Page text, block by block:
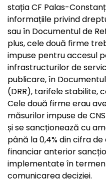
stația CF Palas-
informațiile privind
sau în Documentul de
plus, cele două firme
impuse pentru accesul
infrastructurilor de
publicare, în
(DRR), tarifele stabilite,
Cele două firme erau
măsurilor impuse de
și se sancționează cu
până la 0,4% din cifra
financiar anterior
implementate în termen
comunicarea deciziei.